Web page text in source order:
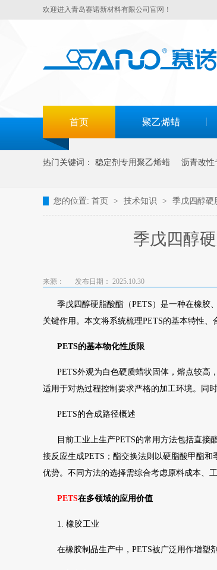
欢迎进入青岛赛诺新材料有限公司官网！
首页 聚乙烯蜡
热门关键词： 稳定剂专用聚乙烯蜡 沥青改性
您的位置: 首页 > 技术知识 > 季戊四醇硬
季戊四醇
来源： 发布日期： 2025.10.30
季戊四醇硬脂酸酯（PETS）是一种在橡胶
关键作用。本文将系统梳理PETS的基本特性
PETS的基本物化性质限
PETS外观为白色硬质蜡状固体，熔点较高
适用于对热过程控制要求严格的加工环境。同
PETS的合成路径概述
目前工业上生产PETS的常用方法包括直接
接反应生成PETS；酯交换法则以硬脂酸甲酯
优势。不同方法的选择需综合考虑原料成本、
PETS在多领域的应用价值
1. 橡胶工业
在橡胶制品生产中，PETS被广泛用作增塑